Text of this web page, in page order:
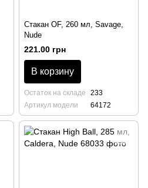
Стакан OF, 260 мл, Savage,
Nude
221.00 грн
В корзину
Остаток на складе
233
Артикул модели
64172